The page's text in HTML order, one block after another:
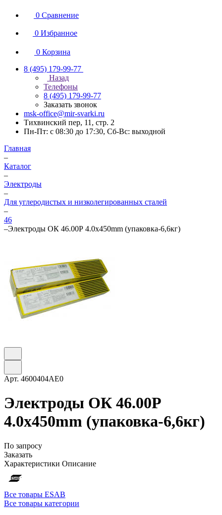
0 Сравнение
0 Избранное
0 Корзина
8 (495) 179-99-77
Назад
Телефоны
8 (495) 179-99-77
Заказать звонок
msk-office@mir-svarki.ru
Тихвинский пер, 11, стр. 2
Пн-Пт: с 08:30 до 17:30, Сб-Вс: выходной
Главная
–
Каталог
–
Электроды
–
Для углеродистых и низколегированных сталей
–
46
–Электроды ОК 46.00Р 4.0х450mm (упаковка-6,6кг)
Арт. 4600404AE0
Электроды ОК 46.00Р
4.0х450mm (упаковка-6,6кг)
По запросу
Заказать
Характеристики Описание
Все товары ESAB
Все товары категории